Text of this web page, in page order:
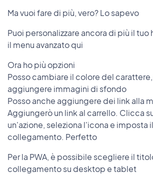
Ma vuoi fare di più, vero? Lo sapevo
Puoi personalizzare ancora di più il
il menu avanzato qui
Ora ho più opzioni
Posso cambiare il colore del
aggiungere immagini di sfondo
Posso anche aggiungere dei link alla
Aggiungerò un link al carrello. Clicca
un'azione, seleziona l'icona e imposta
collegamento. Perfetto
Per la PWA, è possibile scegliere il
collegamento su desktop e tablet